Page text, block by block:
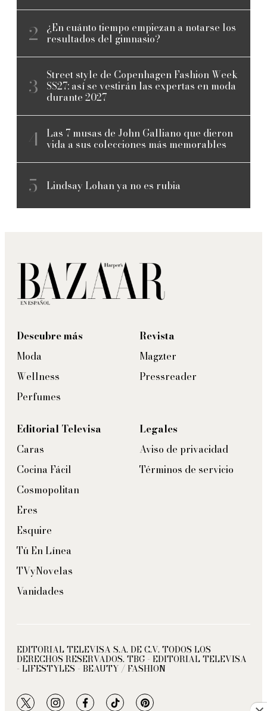
¿En cuánto tiempo empiezan a notarse los
resultados del gimnasio?
Street style de Copenhagen Fashion Week
SS27: así se vestirán las expertas en moda
durante 2027
Las 7 musas de John Galliano que dieron
vida a sus colecciones más memorables
Lindsay Lohan ya no es rubia
Descubre más
Moda
Wellness
Perfumes
Revista
Magzter
Pressreader
Editorial Televisa
Caras
Cocina Fácil
Cosmopolitan
Eres
Esquire
Tú En Línea
TVyNovelas
Vanidades
Legales
Aviso de privacidad
Términos de servicio
EDITORIAL TELEVISA S.A. DE C.V. TODOS LOS
DERECHOS RESERVADOS. TBG - EDITORIAL TELEVISA
- LIFESTYLES - BEAUTY / FASHION